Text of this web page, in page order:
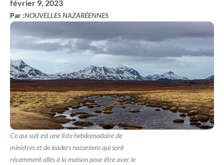
février 9, 2023
Par :NOUVELLES NAZARÉENNES
Ce qui suit est une liste hebdomadaire de
ministres et de leaders nazaréens qui sont
récemment allés à la maison pour être avec le